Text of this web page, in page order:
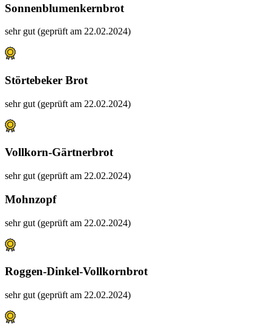
Sonnenblumenkernbrot
sehr gut (geprüft am 22.02.2024)
Störtebeker Brot
sehr gut (geprüft am 22.02.2024)
Vollkorn-Gärtnerbrot
sehr gut (geprüft am 22.02.2024)
Mohnzopf
sehr gut (geprüft am 22.02.2024)
Roggen-Dinkel-Vollkornbrot
sehr gut (geprüft am 22.02.2024)